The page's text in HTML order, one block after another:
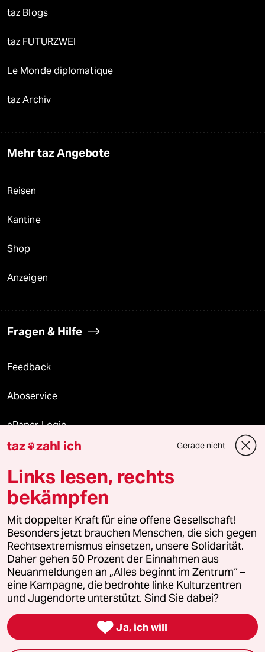
taz Blogs
taz FUTURZWEI
Le Monde diplomatique
taz Archiv
Mehr taz Angebote
Reisen
Kantine
Shop
Anzeigen
Fragen & Hilfe
Feedback
Aboservice
ePaper Login
Downloads für Abonnierende
© 2026 taz Verlags und Vertriebs GmbH
Alle Rechte vorbehalten. Bei rechtlichen Fragen oder für Genehmigungen
wenden Sie sich bitte an
lizenzen@taz.de
Feedback Redaktionsstatut Kommune-Richtlinien
Leitlinie Informant Datenschutz Impressum AGB
Seitenwende Einwilligungen widerrufen (Ads)
taz zahl ich Gerade nicht
Links lesen, rechts
bekämpfen
Mit doppelter Kraft für eine offene Gesellschaft!
Besonders jetzt brauchen Menschen, die sich gegen
Rechtsextremismus einsetzen, unsere Solidarität.
Daher gehen 50 Prozent der Einnahmen aus
Neuanmeldungen an „Alles beginnt im Zentrum“ –
eine Kampagne, die bedrohte linke Kulturzentren
und Jugendorte unterstützt. Sind Sie dabei?
 Ja, ich will